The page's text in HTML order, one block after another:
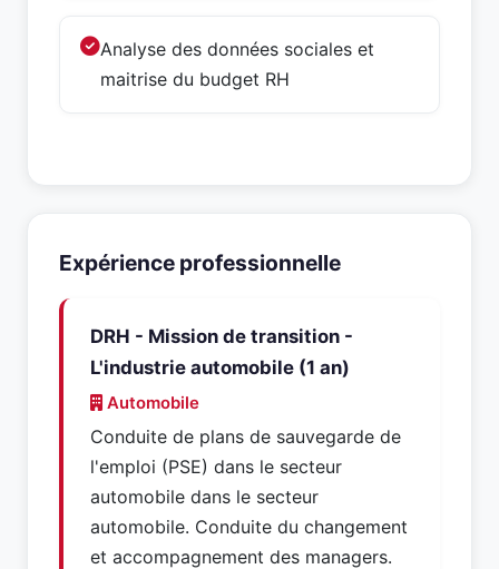
Analyse des données sociales et
maitrise du budget RH
Expérience professionnelle
DRH - Mission de transition -
L'industrie automobile (1 an)
Automobile
Conduite de plans de sauvegarde de
l'emploi (PSE) dans le secteur
automobile dans le secteur
automobile. Conduite du changement
et accompagnement des managers.